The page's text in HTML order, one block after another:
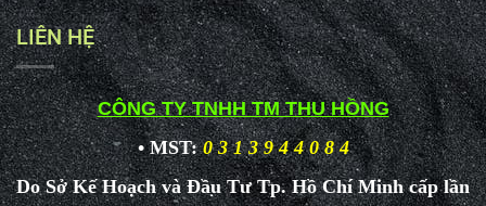
LIÊN HỆ
CÔNG TY TNHH TM THU HỒNG
• MST: 0 3 1 3 9 4 4 0 8 4
Do Sở Kế Hoạch và Đầu Tư Tp. Hồ Chí Minh cấp lần